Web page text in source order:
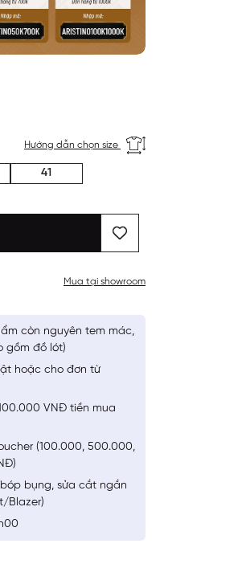
Hướng dẫn chọn size
41
Mua tại showroom
còn nguyên tem mác,
gồm đồ lót)
hoặc cho đơn từ
VNĐ tiền mua
(100.000, 500.000,
bụng, sửa cắt ngắn
Blazer)